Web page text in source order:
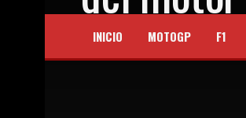
INICIO MOTOGP F1